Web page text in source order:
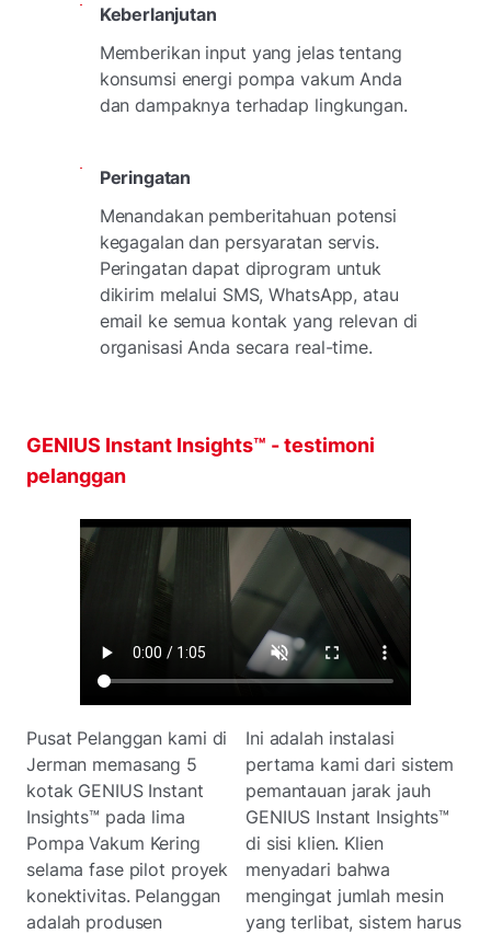
Keberlanjutan
Memberikan input yang jelas tentang
konsumsi energi pompa vakum Anda
dan dampaknya terhadap lingkungan.
Peringatan
Menandakan pemberitahuan potensi
kegagalan dan persyaratan servis.
Peringatan dapat diprogram untuk
dikirim melalui SMS, WhatsApp, atau
email ke semua kontak yang relevan di
organisasi Anda secara real-time.
GENIUS Instant Insights™ - testimoni
pelanggan
Pusat Pelanggan kami di
Jerman memasang 5
kotak GENIUS Instant
Insights™ pada lima
Pompa Vakum Kering
selama fase pilot proyek
konektivitas. Pelanggan
adalah produsen
Ini adalah instalasi
pertama kami dari sistem
pemantauan jarak jauh
GENIUS Instant Insights™
di sisi klien. Klien
menyadari bahwa
mengingat jumlah mesin
yang terlibat, sistem harus